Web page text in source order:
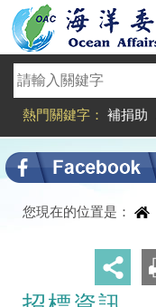
進入內容區塊
熱門關鍵字： 補捐助
您現在的位置是：